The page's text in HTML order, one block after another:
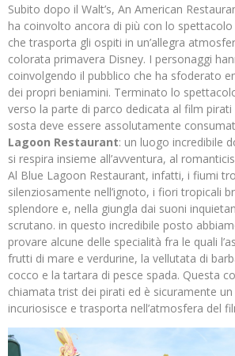
Subito dopo il Walt’s, An American
ha coinvolto ancora di più con lo spettacolo
che trasporta gli ospiti in un’allegra
colorata primavera Disney. I personaggi
coinvolgendo il pubblico che ha sfoderato
dei propri beniamini. Terminato lo
verso la parte di parco dedicata al film pirati
sosta deve essere assolutamente
Lagoon Restaurant: un luogo incredibile
si respira insieme all’avventura, al
Al Blue Lagoon Restaurant, infatti, i fiumi
silenziosamente nell’ignoto, i fiori tropicali
splendore e, nella giungla dai suoni
scrutano. in questo incredibile posto
provare alcune delle specialità fra le quali
frutti di mare e verdurine, la vellutata di
cocco e la tartara di pesce spada. Questa
chiamata trist dei pirati ed è sicuramente
incuriosisce e trasporta nell’atmosfera del